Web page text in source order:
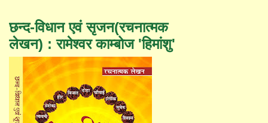
छन्द-विधान एवं सृजन(रचनात्मक
लेखन) : रामेश्वर काम्बोज 'हिमांशु'